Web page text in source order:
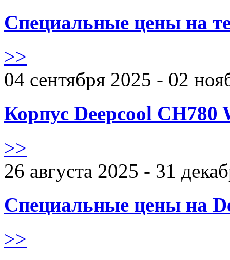
Специальные цены на
>>
04 сентября 2025 - 02
Корпус Deepcool CH780
>>
26 августа 2025 - 31
Специальные цены на
>>